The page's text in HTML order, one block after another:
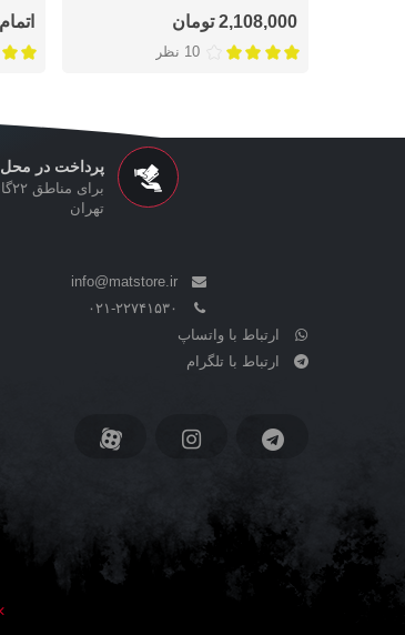
2,108,000 تومان
10 نظر
پرداخت در محل
تهران
info@matstore.ir
۰۲۱-۲۲۷۴۱۵۳۰
ارتباط با واتساپ
ارتباط با تلگرام